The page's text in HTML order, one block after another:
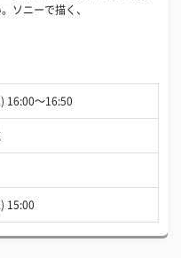
ソニーで描く、
16:00〜16:50
15:00